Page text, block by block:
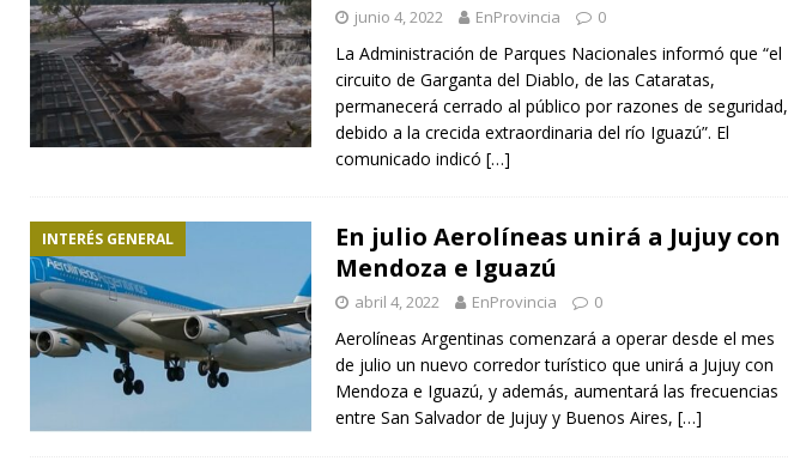
junio 4, 2022 EnProvincia 0
La Administración de Parques Nacionales informó que “el
circuito de Garganta del Diablo, de las Cataratas,
permanecerá cerrado al público por razones de seguridad,
debido a la crecida extraordinaria del río Iguazú”. El
comunicado indicó […]
INTERÉS GENERAL
En julio Aerolíneas unirá a Jujuy con
Mendoza e Iguazú
abril 4, 2022 EnProvincia 0
Aerolíneas Argentinas comenzará a operar desde el mes
de julio un nuevo corredor turístico que unirá a Jujuy con
Mendoza e Iguazú, y además, aumentará las frecuencias
entre San Salvador de Jujuy y Buenos Aires, […]